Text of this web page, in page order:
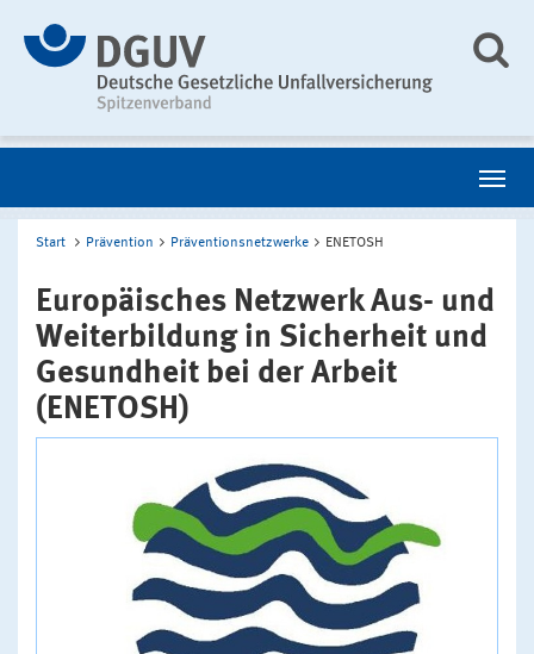
Start Prävention Präventionsnetzwerke ENETOSH
Europäisches Netzwerk Aus- und
Weiterbildung in Sicherheit und
Gesundheit bei der Arbeit
(ENETOSH)